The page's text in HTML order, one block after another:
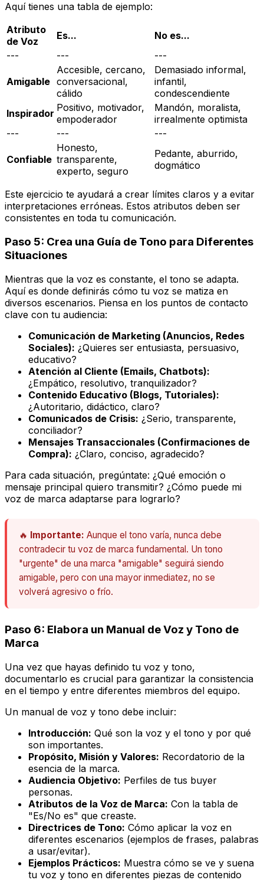
Aquí tienes una tabla de ejemplo:
Atributo
de Voz
Es...
No es...
---
--- ---
Amigable
Accesible, cercano,
conversacional,
cálido
Demasiado informal,
infantil,
condescendiente
Inspirador Positivo, motivador,
empoderador
Mandón, moralista,
irrealmente optimista
---
--- ---
Confiable
Honesto,
transparente,
experto, seguro
Pedante, aburrido,
dogmático
Este ejercicio te ayudará a crear límites claros y a evitar
interpretaciones erróneas. Estos atributos deben ser
consistentes en toda tu comunicación.
Paso 5: Crea una Guía de Tono para Diferentes
Situaciones
Mientras que la voz es constante, el tono se adapta.
Aquí es donde definirás cómo tu voz se matiza en
diversos escenarios. Piensa en los puntos de contacto
clave con tu audiencia:
Comunicación de Marketing (Anuncios, Redes
Sociales): ¿Quieres ser entusiasta, persuasivo,
educativo?
Atención al Cliente (Emails, Chatbots):
¿Empático, resolutivo, tranquilizador?
Contenido Educativo (Blogs, Tutoriales):
¿Autoritario, didáctico, claro?
Comunicados de Crisis: ¿Serio, transparente,
conciliador?
Mensajes Transaccionales (Confirmaciones de
Compra): ¿Claro, conciso, agradecido?
Para cada situación, pregúntate: ¿Qué emoción o
mensaje principal quiero transmitir? ¿Cómo puede mi
voz de marca adaptarse para lograrlo?
🔥 Importante: Aunque el tono varía, nunca debe
contradecir tu voz de marca fundamental. Un tono
"urgente" de una marca "amigable" seguirá siendo
amigable, pero con una mayor inmediatez, no se
volverá agresivo o frío.
Paso 6: Elabora un Manual de Voz y Tono de
Marca
Una vez que hayas definido tu voz y tono,
documentarlo es crucial para garantizar la consistencia
en el tiempo y entre diferentes miembros del equipo.
Un manual de voz y tono debe incluir:
Introducción: Qué son la voz y el tono y por qué
son importantes.
Propósito, Misión y Valores: Recordatorio de la
esencia de la marca.
Audiencia Objetivo: Perfiles de tus buyer
personas.
Atributos de la Voz de Marca: Con la tabla de
"Es/No es" que creaste.
Directrices de Tono: Cómo aplicar la voz en
diferentes escenarios (ejemplos de frases, palabras
a usar/evitar).
Ejemplos Prácticos: Muestra cómo se ve y suena
tu voz y tono en diferentes piezas de contenido